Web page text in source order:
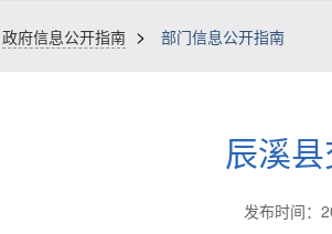
政府信息公开指南 > 部门信息公开指南
辰溪
发布时间：